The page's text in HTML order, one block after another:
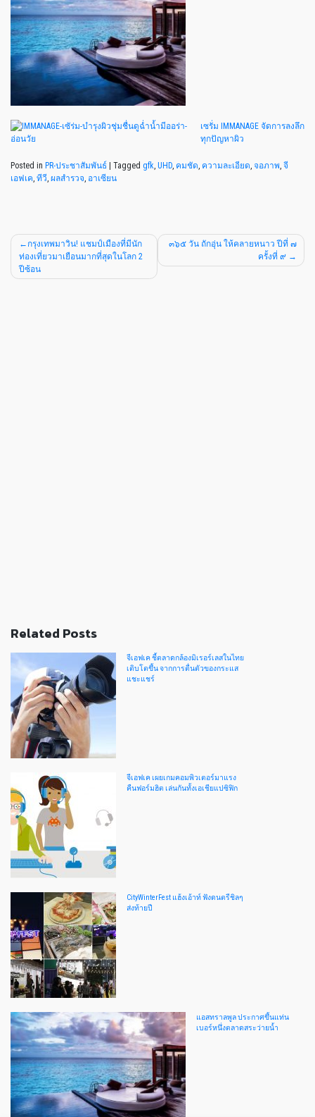
เซรั่ม IMMANAGE จัดการลงลึก
ทุกปัญหาผิว
Posted in PR-ประชาสัมพันธ์ | Tagged gfk UHD คมชัด ความละเอียด จอภาพ จี
เอฟเค ทีวี ผลสำรวจ อาเซียน
กรุงเทพมาวิน! แชมป์เมืองที่มีนัก
ท่องเที่ยวมาเยือนมากที่สุดในโลก 2
ปีซ้อน
๓๖๕ วัน ถักอุ่น ให้คลายหนาว ปีที่ ๗
ครั้งที่ ๙
Related Posts
จีเอฟเค ชี้ตลาดกล้องมิเรอร์เลสในไทย
เติบโตขึ้น จากการตื่นตัวของกระแส
แชะแชร์
จีเอฟเค เผยเกมคอมพิวเตอร์มาแรง
คืนฟอร์มฮิต เล่นกันทั้งเอเชียแปซิฟิก
CityWinterFest แฮ้งเอ้าท์ ฟังดนตรีชิลๆ
ส่งท้ายปี
แอสทราลพูล ประกาศขึ้นแท่น
เบอร์หนึ่งตลาดสระว่ายน้ำ